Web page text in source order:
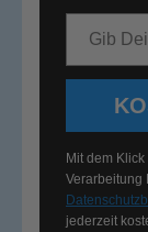
Mit dem
Verarbeitung
jederzeit